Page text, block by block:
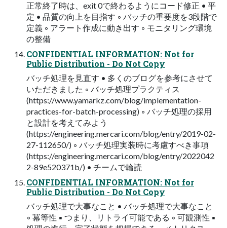
正常終了時は、exit 0で終わるようにコード修正 • 平
定 • 品質の向上を目指す ◦ バッチの重要度を3段階で
定義 ◦ アラート作成に動き出す ◦ モニタリング環境
の整備
CONFIDENTIAL INFORMATION: Not for
Public Distribution - Do Not Copy
バッチ処理を見直す • 多くのブログを参考にさせて
いただきました ◦ バッチ処理プラクティス
(https://www.yamarkz.com/blog/implementation-
practices-for-batch-processing) ◦ バッチ処理の採用
と設計を考えてみよう
(https://engineering.mercari.com/blog/entry/2019-02-
27-112650/) ◦ バッチ処理実装時に考慮すべき事項
(https://engineering.mercari.com/blog/entry/2022042
2-89e520371b/) • チームで輪読
CONFIDENTIAL INFORMATION: Not for
Public Distribution - Do Not Copy
バッチ処理で大事なこと • バッチ処理で大事なこと
◦ 冪等性 ▪ つまり、リトライ可能である ◦ 可観測性 ▪